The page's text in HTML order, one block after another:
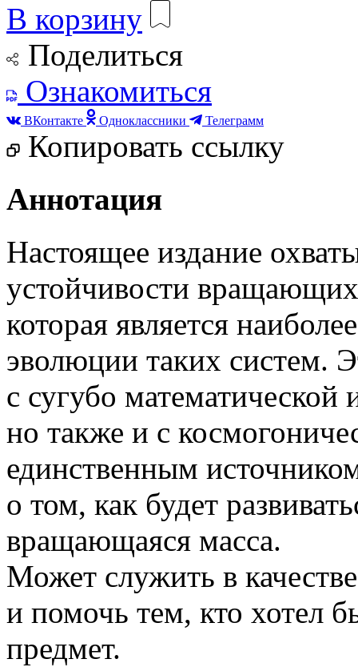
В корзину
Поделиться
Ознакомиться
ВКонтакте Одноклассники Телеграмм
Копировать ссылку
Аннотация
Настоящее издание
устойчивости
которая является
эволюции таких систем.
с сугубо математической
но также и с
единственным
о том, как будет
вращающаяся масса.
Может служить в
и помочь тем, кто хотел
предмет.